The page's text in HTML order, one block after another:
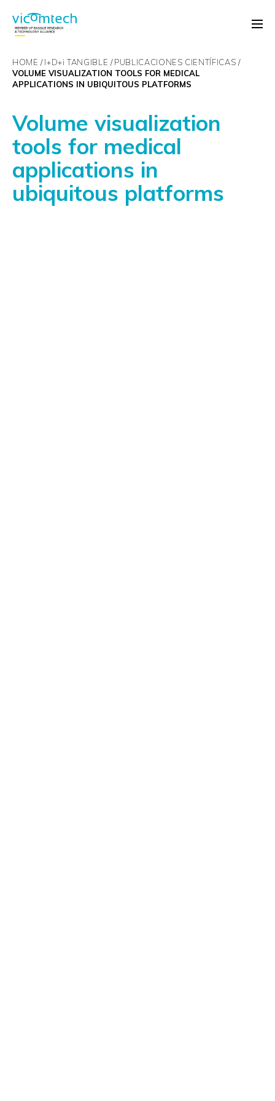
HOME I+D+i TANGIBLE PUBLICACIONES CIENTÍFICAS
VOLUME VISUALIZATION TOOLS FOR MEDICAL
APPLICATIONS IN UBIQUITOUS PLATFORMS
Volume visualization
tools for medical
applications in
ubiquitous platforms